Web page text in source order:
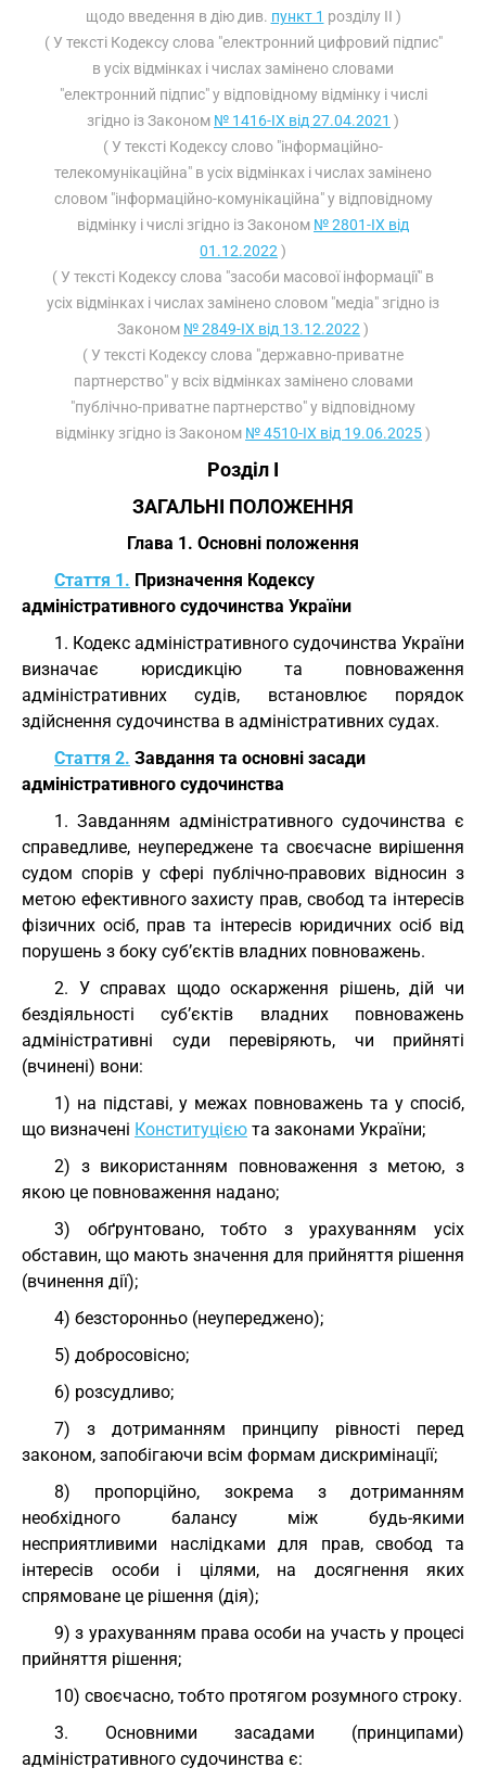
щодо введення в дію див. пункт 1 розділу II )
( У тексті Кодексу слова "електронний цифровий підпис"
в усіх відмінках і числах замінено словами
"електронний підпис" у відповідному відмінку і числі
згідно із Законом № 1416-IX від 27.04.2021 )
( У тексті Кодексу слово "інформаційно-
телекомунікаційна" в усіх відмінках і числах замінено
словом "інформаційно-комунікаційна" у відповідному
відмінку і числі згідно із Законом № 2801-IX від
01.12.2022 )
( У тексті Кодексу слова "засоби масової інформації" в
усіх відмінках і числах замінено словом "медіа" згідно із
Законом № 2849-IX від 13.12.2022 )
( У тексті Кодексу слова "державно-приватне
партнерство" у всіх відмінках замінено словами
"публічно-приватне партнерство" у відповідному
відмінку згідно із Законом № 4510-IX від 19.06.2025)
Розділ I
ЗАГАЛЬНІ ПОЛОЖЕННЯ
Глава 1. Основні положення
Стаття 1. Призначення Кодексу
адміністративного судочинства України
1. Кодекс адміністративного судочинства України
визначає юрисдикцію та повноваження
адміністративних судів, встановлює порядок
здійснення судочинства в адміністративних судах.
Стаття 2. Завдання та основні засади
адміністративного судочинства
1. Завданням адміністративного судочинства є
справедливе, неупереджене та своєчасне вирішення
судом спорів у сфері публічно-правових відносин з
метою ефективного захисту прав, свобод та інтересів
фізичних осіб, прав та інтересів юридичних осіб від
порушень з боку суб’єктів владних повноважень.
2. У справах щодо оскарження рішень, дій чи
бездіяльності суб’єктів владних повноважень
адміністративні суди перевіряють, чи прийняті
(вчинені) вони:
1) на підставі, у межах повноважень та у спосіб,
що визначені Конституцією та законами України;
2) з використанням повноваження з метою, з
якою це повноваження надано;
3) обґрунтовано, тобто з урахуванням усіх
обставин, що мають значення для прийняття рішення
(вчинення дії);
4) безсторонньо (неупереджено);
5) добросовісно;
6) розсудливо;
7) з дотриманням принципу рівності перед
законом, запобігаючи всім формам дискримінації;
8) пропорційно, зокрема з дотриманням
необхідного балансу між будь-якими
несприятливими наслідками для прав, свобод та
інтересів особи і цілями, на досягнення яких
спрямоване це рішення (дія);
9) з урахуванням права особи на участь у процесі
прийняття рішення;
10) своєчасно, тобто протягом розумного строку.
3. Основними засадами (принципами)
адміністративного судочинства є: